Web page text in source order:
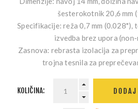
šesterokotnik 20,6 mm
Specifikacije: reža 0,7 mm
izvedba brez upora
Zasnova: rebrasta izolacija za
trojna tesnila za
KOLIČINA: